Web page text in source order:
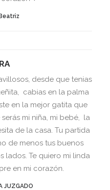
desde que tenias
cabias en la palma
en la mejor gatita que
mi niña, mi bebé, la
de la casa. Tu partida
de menos tus buenos
lados. Te quiero mi linda
en mi corazón.
JUZGADO